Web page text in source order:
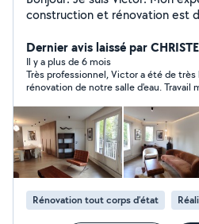
construction et rénovation est
Dernier avis laissé par
Il y a plus de 6 mois
Très professionnel, Victor a été de
rénovation de notre salle d'eau. Travail minutieux et de qualité.
Rénovation tout corps d’état